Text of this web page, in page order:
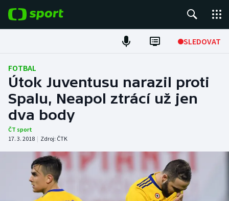
SLEDOVAT
ME v atletice
ME v plavání
Fotbal
Hokej
Tenis
DALŠÍ SPORTY
FOTBAL
Útok Juventusu narazil proti
Spalu, Neapol ztrácí už jen
dva body
ČT sport
17. 3. 2018 | Zdroj: ČTK